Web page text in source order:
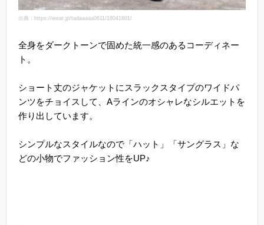
出典：https://wear.jp/tadaaaaa0611/18041601/
全身をダークトーンで固めた統一感のあるコーディネー
ト。
ショート丈のジャケットにスラックスタイプのワイドパ
ンツをチョイスして、Aラインのオシャレなシルエットを
作り出しています。
シンプルなスタイルなので「ハット」「サングラス」な
どの小物でファッション性をUP♪